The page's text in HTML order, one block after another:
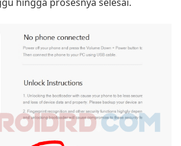
hingga prosesnya selesai.